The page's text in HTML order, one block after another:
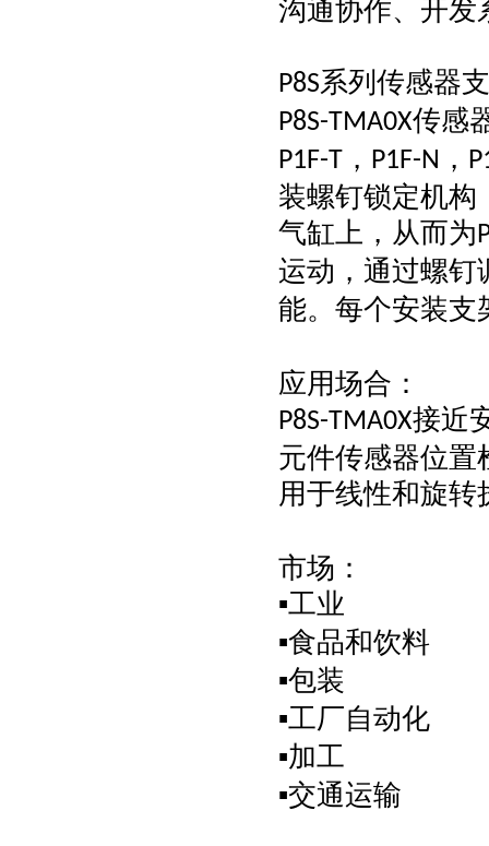
沟通协作、开发
P8S系列传感器
P8S-TMA0X传感
P1F-T ， P1F-N ，
装螺钉锁定机构
气缸上，从而为
运动，通过螺钉
能。每个安装支
应用场合：
P8S-TMA0X接近
元件传感器位置
用于线性和旋转
市场：
▪工业
▪食品和饮料
▪包装
▪工厂自动化
▪加工
▪交通运输